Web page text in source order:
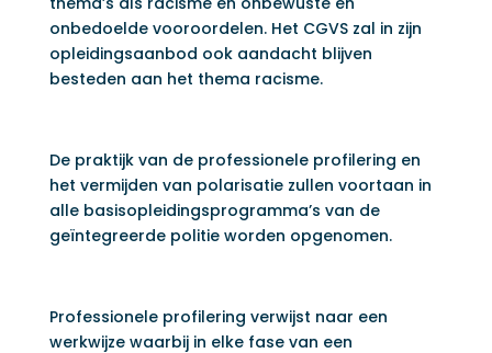
onbedoelde vooroordelen. Het CGVS zal in zijn
opleidingsaanbod ook aandacht blijven
besteden aan het thema racisme.
De praktijk van de professionele profilering en
het vermijden van polarisatie zullen voortaan in
alle basisopleidingsprogramma’s van de
geïntegreerde politie worden opgenomen.
Professionele profilering verwijst naar een
werkwijze waarbij in elke fase van een